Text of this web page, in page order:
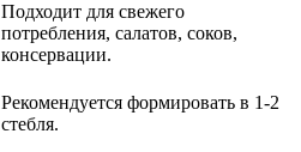
Подходит для свежего
потребления, салатов, соков,
консервации.
Рекомендуется формировать в 1-2
стебля.